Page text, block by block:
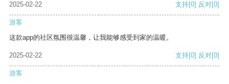
2025-02-22 支持[0] 反对[0]
游客
这款app的社区氛围很温馨，让我能够感受到家的温暖。
2025-02-22 支持[0] 反对[0]
游客